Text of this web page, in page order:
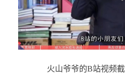
火山爷爷的B站视频